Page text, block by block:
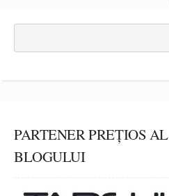
PARTENER PREȚIOS AL
BLOGULUI